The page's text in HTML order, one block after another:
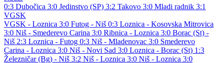
0:3 Dubočica 3:0 Jedinstvo (SP) 3:2 Takovo 3:0 Mladi radnik 3:1
VGSK
VGSK - Loznica 3:0 Futog - Niš 0:3 Loznica - Kosovska Mitrovica
3:0 Niš - Smederevo Carina 3:0 Ribnica - Loznica 3:0 Borac (St) -
Niš 2:3 Loznica - Futog 0:3 Niš - Mladenovac 3:0 Smederevo
Carina - Loznica 3:0 Niš - Novi Sad 3:0 Loznica - Borac (St) 1:3
Železničar (Bg) - Niš 3:2 Niš - Loznica 3:0 Niš - Loznica 3:0